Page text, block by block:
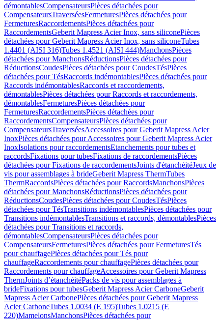
démontablesCompensateursPièces détachées pour
CompensateursTraverséesFermeturesPièces détachées pour
FermeturesRaccordementsPièces détachées pour
RaccordementsGeberit Mapress Acier Inox, sans siliconePièces
détachées pour Geberit Mapress Acier Inox, sans siliconeTubes
1.4401 (AISI 316)Tubes 1.4521 (AISI 444)ManchonsPièces
détachées pour ManchonsRéductionsPièces détachées pour
RéductionsCoudesPièces détachées pour CoudesTésPièces
détachées pour TésRaccords indémontablesPièces détachées pour
Raccords indémontablesRaccords et raccordements,
démontablesPièces détachées pour Raccords et raccordements,
démontablesFermeturesPièces détachées pour
FermeturesRaccordementsPièces détachées pour
RaccordementsCompensateursPièces détachées pour
CompensateursTraverséesAccessoires pour Geberit Mapress Acier
InoxPièces détachées pour Accessoires pour Geberit Mapress Acier
InoxIsolations pour raccordementsEtanchements pour tubes et
raccordsFixations pour tubesFixations de raccordementsPièces
détachées pour Fixations de raccordementsJoints d'étanchéitéJeux de
vis pour assemblages à brideGeberit Mapress ThermTubes
ThermRaccordsPièces détachées pour RaccordsManchonsPièces
détachées pour ManchonsRéductionsPièces détachées pour
RéductionsCoudesPièces détachées pour CoudesTésPièces
détachées pour TésTransitions indémontablesPièces détachées pour
Transitions indémontablesTransitions et raccords, démontablesPièces
détachées pour Transitions et raccords,
démontablesCompensateursPièces détachées pour
CompensateursFermeturesPièces détachées pour FermeturesTés
pour chauffagePièces détachées pour Tés pour
chauffageRaccordements pour chauffagePièces détachées pour
Raccordements pour chauffageAccessoires pour Geberit Mapress
ThermJoints d’étanchéitéPacks de vis pour assemblages à
brideFixations pour tubesGeberit Mapress Acier CarboneGeberit
Mapress Acier CarbonePièces détachées pour Geberit Mapress
Acier CarboneTubes 1.0034 (E 195)Tubes 1.0215 (E
220)MamelonsManchonsPièces détachées pour